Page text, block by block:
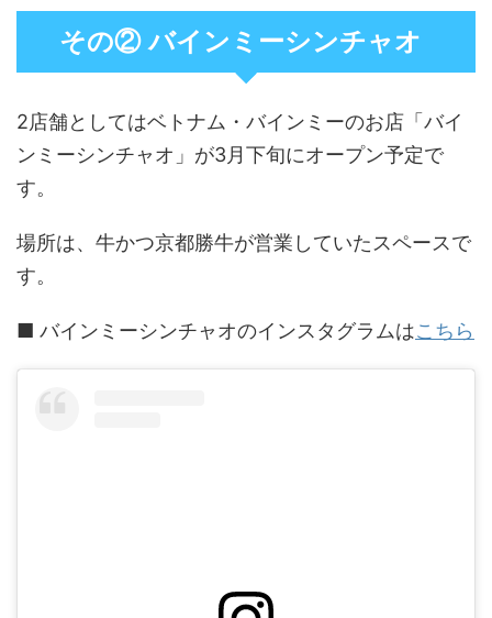
その② バインミーシンチャオ
2店舗としてはベトナム・バインミーのお店「バイ
ンミーシンチャオ」が3月下旬にオープン予定で
す。
場所は、牛かつ京都勝牛が営業していたスペースで
す。
■ バインミーシンチャオのインスタグラムはこちら